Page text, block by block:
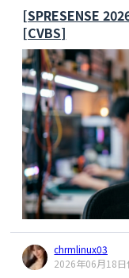
[SPRESENSE
[CVBS]
chrmlinux03
2026年06月18日